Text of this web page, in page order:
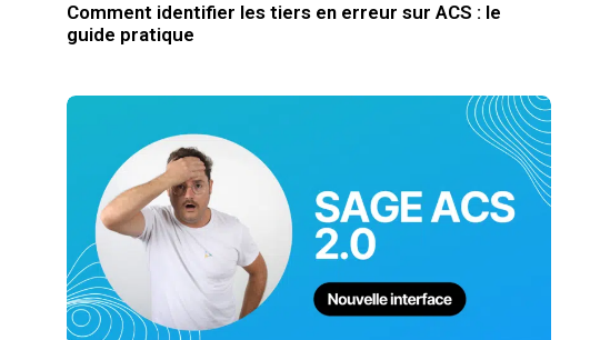
Comment identifier les tiers en erreur sur ACS : le
guide pratique